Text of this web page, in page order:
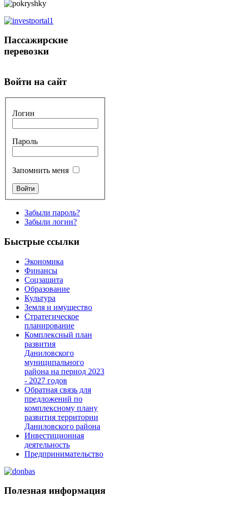
Пассажирские
перевозки
Войти на сайт
Логин
Пароль
Запомнить меня
Забыли пароль?
Забыли логин?
Быстрые ссылки
Экономика
Финансы
Соцзащита
Образование
Культура
Земля и имущество
Стратегическое
планирование
Комплексный план
развития
Даниловского
муниципального
района на период 2023
- 2027 годов
Обратная связь для
предложений по
комплексному плану
развития территории
Даниловского района
Инвестиционная
деятельность
Предпринимательство
Полезная информация